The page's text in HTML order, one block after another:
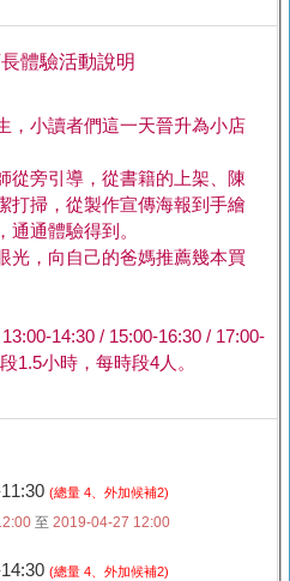
體驗活動說明
，小讀者們這一天晉升為小店
從旁引導，從書籍的上架、陳
打掃，從製作宣傳海報到手繪
通通體驗得到。
光，向自己的爸媽推薦幾本買
14:30 / 15:00-16:30 / 17:00-
1.5小時，每時段4人。
(總量 4、外加候補2)
至 2019-04-27 12:00
(總量 4、外加候補2)